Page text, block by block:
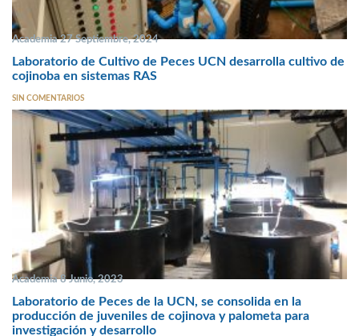
Academia 27 Septiembre, 2024
Laboratorio de Cultivo de Peces UCN desarrolla cultivo de
cojinoba en sistemas RAS
SIN COMENTARIOS
Academia 8 Junio, 2023
Laboratorio de Peces de la UCN, se consolida en la
producción de juveniles de cojinova y palometa para
investigación y desarrollo